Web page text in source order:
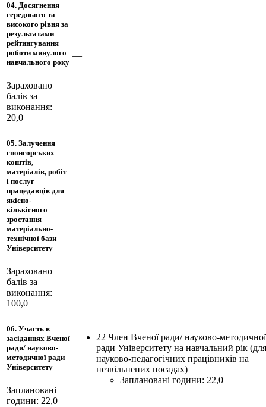
04. Досягнення
середнього та
високого рівня за
результатами
рейтингування
роботи минулого
навчального року
Зараховано
балів за
виконання:
20,0
—
05. Залучення
спонсорських
коштів,
матеріалів, робіт
і послуг
працедавців для
якісно-
кількісного
зростання
матеріально-
технічної бази
Університету
Зараховано
балів за
виконання:
100,0
—
06. Участь в
засіданнях Вченої
ради/ науково-
методичної ради
Університету
Заплановані
години: 22,0
22 Член Вченої ради/ науково-методичної
ради Університету на навчальний рік (для
науково-педагогічних працівників на
незвільнених посадах)
Заплановані години: 22,0